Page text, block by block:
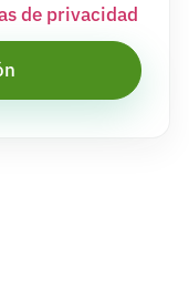
de privacidad